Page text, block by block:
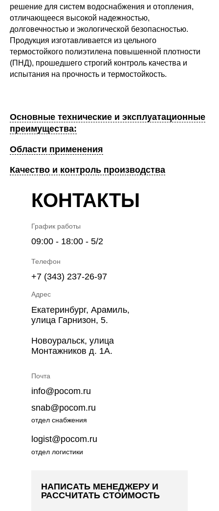
решение для систем водоснабжения и отопления,
отличающееся высокой надежностью,
долговечностью и экологической безопасностью.
Продукция изготавливается из цельного
термостойкого полиэтилена повышенной плотности
(ПНД), прошедшего строгий контроль качества и
испытания на прочность и термостойкость.
Основные технические и эксплуатационные
преимущества:
Области применения
Качество и контроль производства
КОНТАКТЫ
НАПИСАТЬ МЕНЕДЖЕРУ И
РАССЧИТАТЬ СТОИМОСТЬ
snab@pocom.ru
logist@pocom.ru
отдел снабжения
отдел логистики
+7 (343) 237-26-97
Телефон
График работы
09:00 - 18:00 - 5/2
info@pocom.ru
Почта
Екатеринбург, Арамиль,
улица Гарнизон, 5.
Новоуральск, улица
Монтажников д. 1А.
Адрес